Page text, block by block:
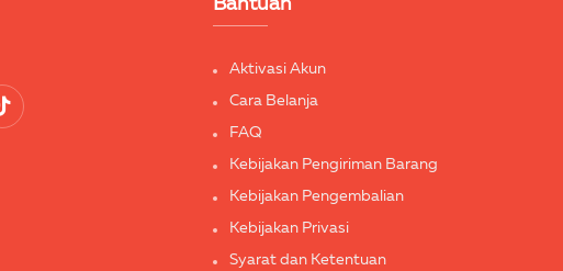
Bantuan
Aktivasi Akun
Cara Belanja
FAQ
Kebijakan Pengiriman Barang
Kebijakan Pengembalian
Kebijakan Privasi
Syarat dan Ketentuan